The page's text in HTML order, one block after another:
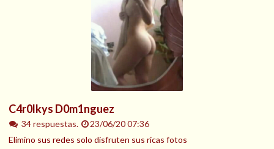
C4r0lkys D0m1nguez
34 respuestas.
23/06/20 07:36
Elimino sus redes solo disfruten sus ricas fotos